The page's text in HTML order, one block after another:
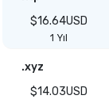
$16.64USD
1 Yıl
.xyz
$14.03USD